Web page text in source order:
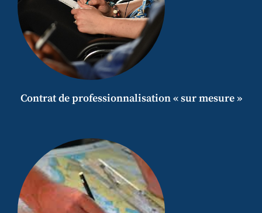
Contrat de professionnalisation « sur mesure »